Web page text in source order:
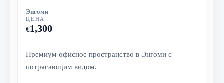
Энгоми
ЦЕНА
€1,300
Премиум офисное пространство в Энгоми с
потрясающим видом.